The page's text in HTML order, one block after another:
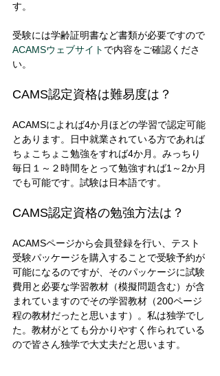
す。
受験には学齢証明書など書類が必要ですので
ACAMSウェブサイト で内容をご確認くださ
い。
CAMS認定資格は難易度は？
ACAMSによれば4か月ほどの学習で認定可能
とあります。日中就業されている方であれば
ちょこちょこ勉強をすれば4か月。みっちり
毎日１～２時間をとって勉強すれば1～2か月
でも可能です。試験は日本語です。
CAMS認定資格の勉強方法は？
ACAMSページから会員登録を行い、テスト
受験パッケージを購入することで受験予約が
可能になるのですが、そのパッケージに試験
費用と必要な学習教材（模擬問題含む）が含
まれていますのでその学習教材（200ページ
程の教材だったと思います）。私は独学でし
た。教材がとても分かりやすく作られている
ので皆さん独学で大丈夫だと思います。